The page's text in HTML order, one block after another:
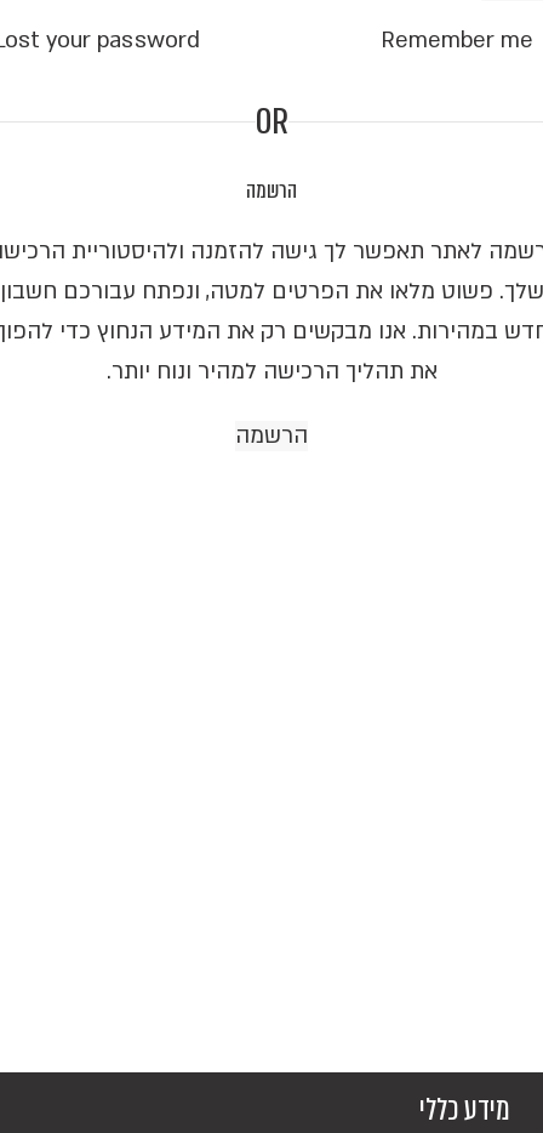
your password?
Remember me
OR
הרשמה
לאתר תאפשר לך גישה להזמנה ולהיסטוריית
שלך. פשוט מלאו את הפרטים למטה, ונפתח עבורכם חשבון
במהירות. אנו מבקשים רק את המידע הנחוץ כדי
את תהליך הרכישה למהיר ונוח יותר.
הרשמה
מידע כללי